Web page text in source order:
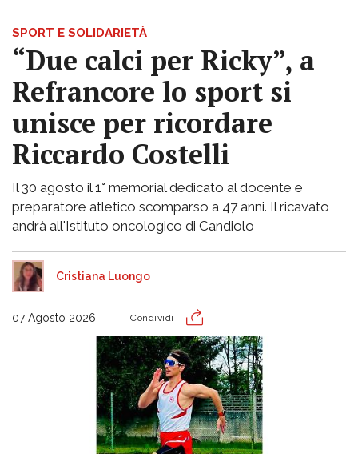
SPORT E SOLIDARIETÀ
“Due calci per Ricky”, a
Refrancore lo sport si
unisce per ricordare
Riccardo Costelli
Il 30 agosto il 1° memorial dedicato al docente e
preparatore atletico scomparso a 47 anni. Il ricavato
andrà all'Istituto oncologico di Candiolo
Cristiana Luongo
07 Agosto 2026 Condividi